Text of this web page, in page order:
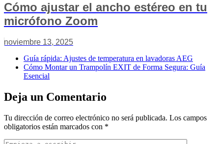
Cómo ajustar el ancho estéreo en tu
micrófono Zoom
noviembre 13, 2025
Guía rápida: Ajustes de temperatura en lavadoras AEG
Cómo Montar un Trampolín EXIT de Forma Segura: Guía
Esencial
Deja un Comentario
Tu dirección de correo electrónico no será publicada. Los campos
obligatorios están marcados con *